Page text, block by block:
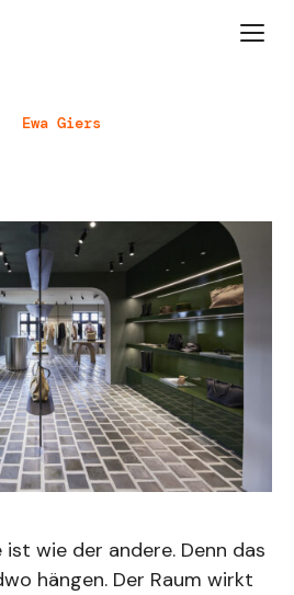
Ewa Giers
ist wie der andere. Denn das
hängen. Der Raum wirkt